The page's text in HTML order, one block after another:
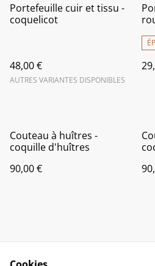
Portefeuille cuir et tissu -
coquelicot
48,00 €
AUTRES VARIANTES DISPONIBLES
Couteau à huîtres -
coquille d'huîtres
90,00 €